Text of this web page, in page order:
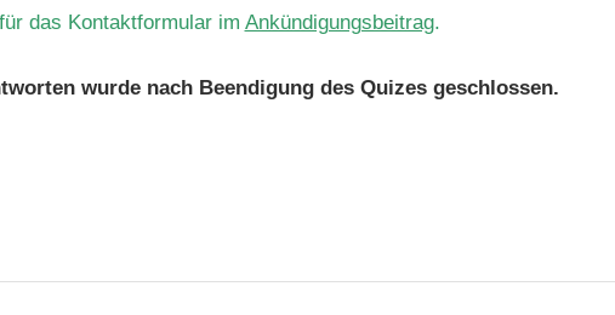
das Kontaktformular im Ankündigungsbeitrag.
wurde nach Beendigung des Quizes geschlossen.